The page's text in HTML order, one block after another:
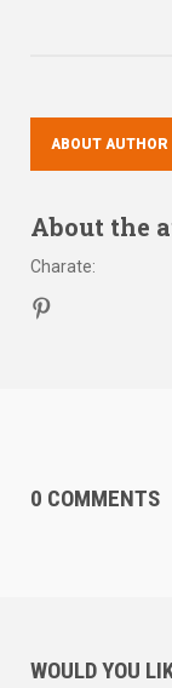
ABOUT AUTHOR
About the
Charate:
0 COMMENTS
WOULD YOU